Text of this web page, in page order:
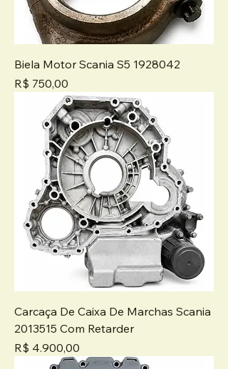
Biela Motor Scania S5 1928042
Preço
R$ 750,00
Carcaça De Caixa De Marchas Scania
2013515 Com Retarder
Preço
R$ 4.900,00